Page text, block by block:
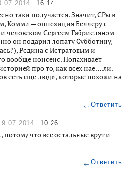
16:14
таки получается. Значит, СРы в
Комми — оппозиция Веллеру с
человеком Сергеем Габриеляном
он подарил лопату Субботину,
Родина с Истратовым и
вообще нонсенс. Попахивает
про то, как всех нае….ли.
есть еще люди, которые похожи на
Ответить
10:26
потому что все остальные врут и
Ответить